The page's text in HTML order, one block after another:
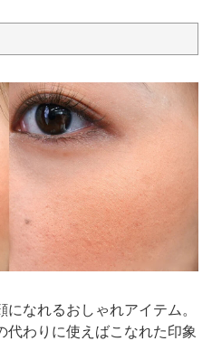
なれるおしゃれアイテム。
代わりに使えばこなれた印象